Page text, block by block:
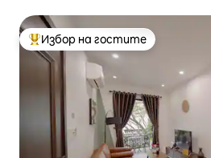
Най-популярен избор на гостите
Избор на гостите